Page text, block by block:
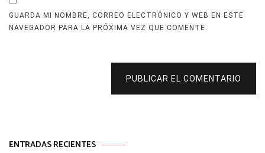
GUARDA MI NOMBRE, CORREO ELECTRÓNICO Y WEB EN ESTE
NAVEGADOR PARA LA PRÓXIMA VEZ QUE COMENTE.
PUBLICAR EL COMENTARIO
ENTRADAS RECIENTES